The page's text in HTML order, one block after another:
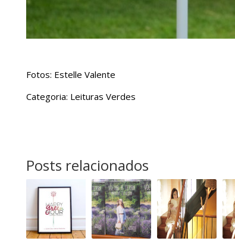
Fotos: Estelle Valente
Categoria: Leituras Verdes
Posts relacionados